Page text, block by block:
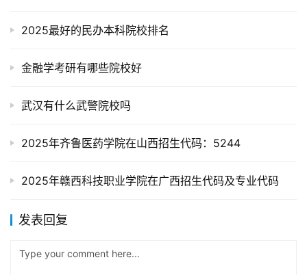
2025最好的民办本科院校排名
金融学考研有哪些院校好
武汉有什么武警院校吗
2025年齐鲁医药学院在山西招生代码：5244
2025年赣西科技职业学院在广西招生代码及专业代码
发表回复